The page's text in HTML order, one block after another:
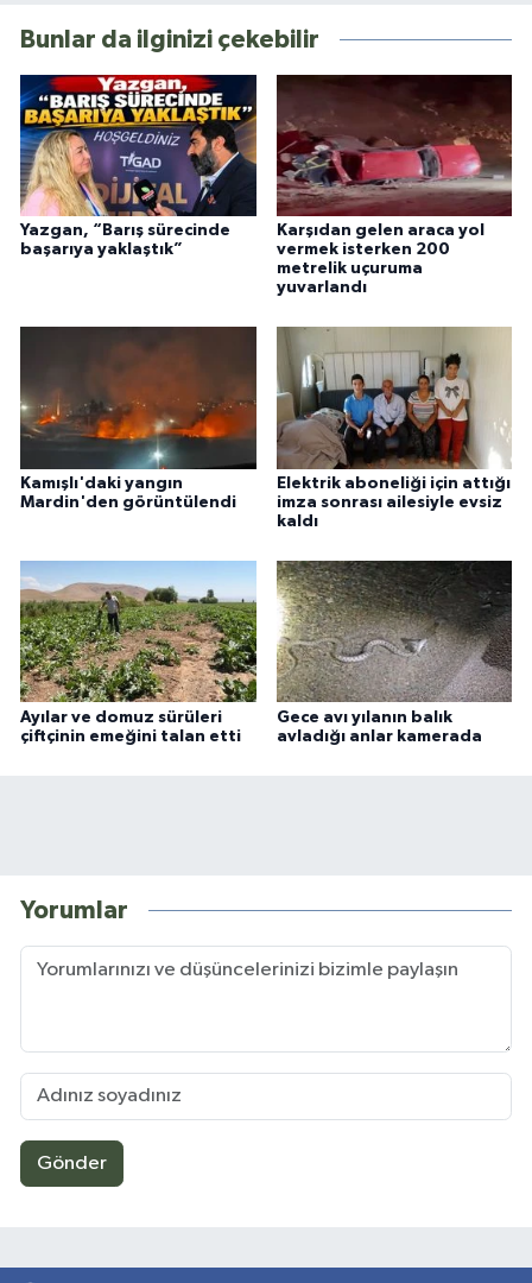
Bunlar da ilginizi çekebilir
Yazgan, “Barış sürecinde
başarıya yaklaştık”
Karşıdan gelen araca yol
vermek isterken 200
metrelik uçuruma
yuvarlandı
Kamışlı'daki yangın
Mardin'den görüntülendi
Elektrik aboneliği için attığı
imza sonrası ailesiyle evsiz
kaldı
Ayılar ve domuz sürüleri
çiftçinin emeğini talan etti
Gece avı yılanın balık
avladığı anlar kamerada
Yorumlar
Gönder